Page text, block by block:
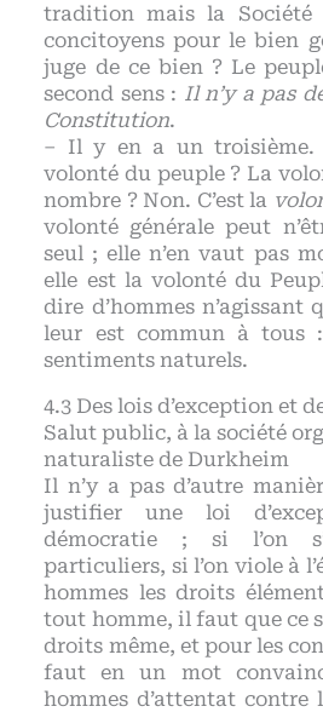
tradition mais la Société
concitoyens pour le bien
juge de ce bien ? Le
second sens : Il n’y a pas
Constitution.
– Il y en a un troisième.
volonté du peuple ? La
nombre ? Non. C’est la
volonté générale peut
seul ; elle n’en vaut pas
elle est la volonté du
dire d’hommes n’agissant
leur est commun à tous
sentiments naturels.
Des lois d’exception et
Salut public, à la société
naturaliste de Durkheim
Il n’y a pas d’autre
justifier une loi
démocratie ; si l’on
particuliers, si l’on viole à
hommes les droits
tout homme, il faut que ce
droits même, et pour les
faut en un mot
hommes d’attentat contre